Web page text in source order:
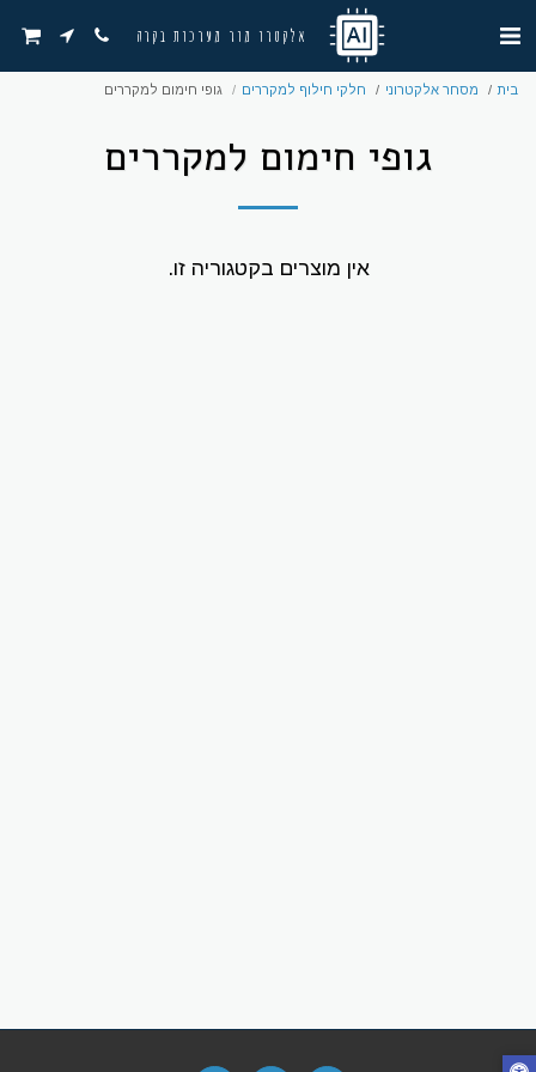
אלקטרו מור מערכות בקרה
בית מסחר אלקטרוני חלקי חילוף למקררים גופי חימום למקררים
גופי חימום למקררים
אין מוצרים בקטגוריה זו.